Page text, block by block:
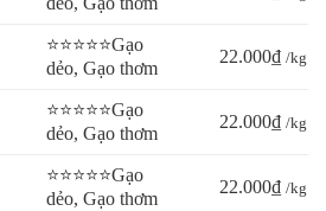
⭐⭐⭐⭐⭐Gạo
dẻo, Gạo thơm
22.000₫ /kg
⭐⭐⭐⭐⭐Gạo
dẻo, Gạo thơm
22.000₫ /kg
⭐⭐⭐⭐⭐Gạo
dẻo, Gạo thơm
22.000₫ /kg